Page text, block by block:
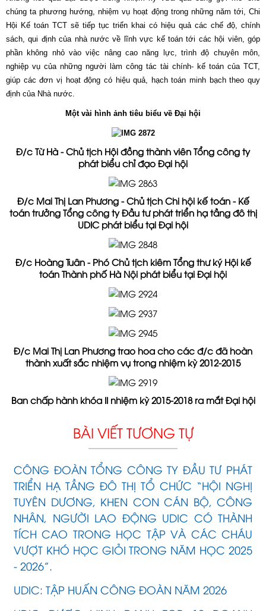
chúng ta phương hướng, nhiệm vụ hoạt động trong những năm tới, Chi
Hội Kế toán TCT sẽ tiếp tục triển khai có hiệu quả các chế độ, chính
sách, qui định của nhà nước về lĩnh vực kế toán tới các hội viên, góp
phần không nhỏ vào việc nâng cao năng lực, trình độ chuyên môn,
nghiệp vụ của những người làm công tác tài chính- kế toán của TCT,
giúp cácđơn vị hoạt động có hiệu quả, hạch toán minh bạch theo quy
định của Nhà nước.
Một vài hình ảnh tiêu biểu về Đại hội
Đ/c Từ Hà - Chủ tịch Hội đồng thành viên Tổng công ty
phát biểu chỉ đạo Đại hội
Đ/c Mai Thị Lan Phương - Chủ tịch Chi hội kế toán - Kế
toán trưởng Tổng công ty Đầu tư phát triển hạ tầng đô thị
UDIC phát biểu tại Đại hội
Đ/c Hoàng Tuân - Phó Chủ tịch kiêm Tổng thư ký Hội kế
toán Thành phố Hà Nội phát biểu tại Đại hội
Đ/c Mai Thị Lan Phương trao hoa cho các đ/c đã hoàn
thành xuất sắc nhiệm vụ trong nhiệm kỳ 2012-2015
Ban chấp hành khóa II nhiệm kỳ 2015-2018 ra mắt Đại hội
BÀI VIẾT TƯƠNG TỰ
CÔNG ĐOÀN TỔNG CÔNG TY ĐẦU TƯ PHÁT
TRIỂN HẠ TẦNG ĐÔ THỊ TỔ CHỨC “HỘI NGHỊ
TUYÊN DƯƠNG, KHEN CON CÁN BỘ, CÔNG
NHÂN, NGƯỜI LAO ĐỘNG UDIC CÓ THÀNH
TÍCH CAO TRONG HỌC TẬP VÀ CÁC CHÁU
VƯỢT KHÓ HỌC GIỎI TRONG NĂM HỌC 2025
- 2026”.
UDIC: TẬP HUẤN CÔNG ĐOÀN NĂM 2026